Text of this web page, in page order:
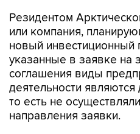
Резидентом
или компания,
новый инвестиционный
указанные в заявке на
соглашения виды
деятельности
то есть не
направления заявки.